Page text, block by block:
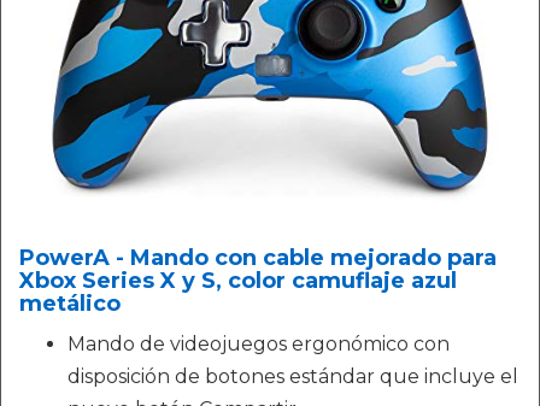
PowerA - Mando con cable mejorado para
Xbox Series X y S, color camuflaje azul
metálico
Mando de videojuegos ergonómico con
disposición de botones estándar que incluye el